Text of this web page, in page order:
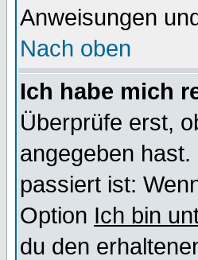
Anweisungen
Nach oben
Ich habe mich
Überprüfe erst,
angegeben
passiert ist:
Option Ich bin
du den